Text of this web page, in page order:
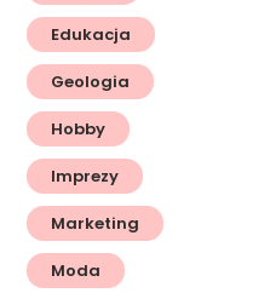
Edukacja
Geologia
Hobby
Imprezy
Marketing
Moda